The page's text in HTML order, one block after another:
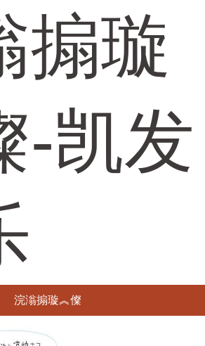
搧璇
-凯发
浣滃搧璇︽儏